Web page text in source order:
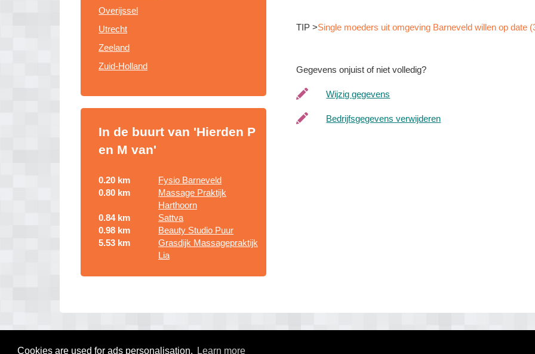
Cookies are used for ads personalisation. Learn more
Overijssel
Utrecht
Zeeland
Zuid-Holland
In de buurt van 'Hierden P
en M van'
0.20 km
Fysio Barneveld
0.80 km
Massage Praktijk
Harthoorn
0.84 km
Sattva
0.98 km
Beauty Studio Puur
5.53 km
Grasdijk Massagepraktijk
Lia
TIP >Single moeders uit omgeving Barneveld willen op date
Gegevens onjuist of niet volledig?
Wijzig gegevens
Bedrijfsgegevens verwijderen